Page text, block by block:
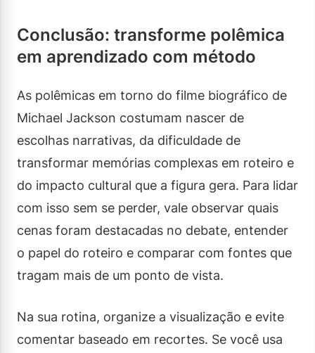
Conclusão: transforme polêmica
em aprendizado com método
As polêmicas em torno do filme biográfico de
Michael Jackson costumam nascer de
escolhas narrativas, da dificuldade de
transformar memórias complexas em roteiro e
do impacto cultural que a figura gera. Para lidar
com isso sem se perder, vale observar quais
cenas foram destacadas no debate, entender
o papel do roteiro e comparar com fontes que
tragam mais de um ponto de vista.
Na sua rotina, organize a visualização e evite
comentar baseado em recortes. Se você usa